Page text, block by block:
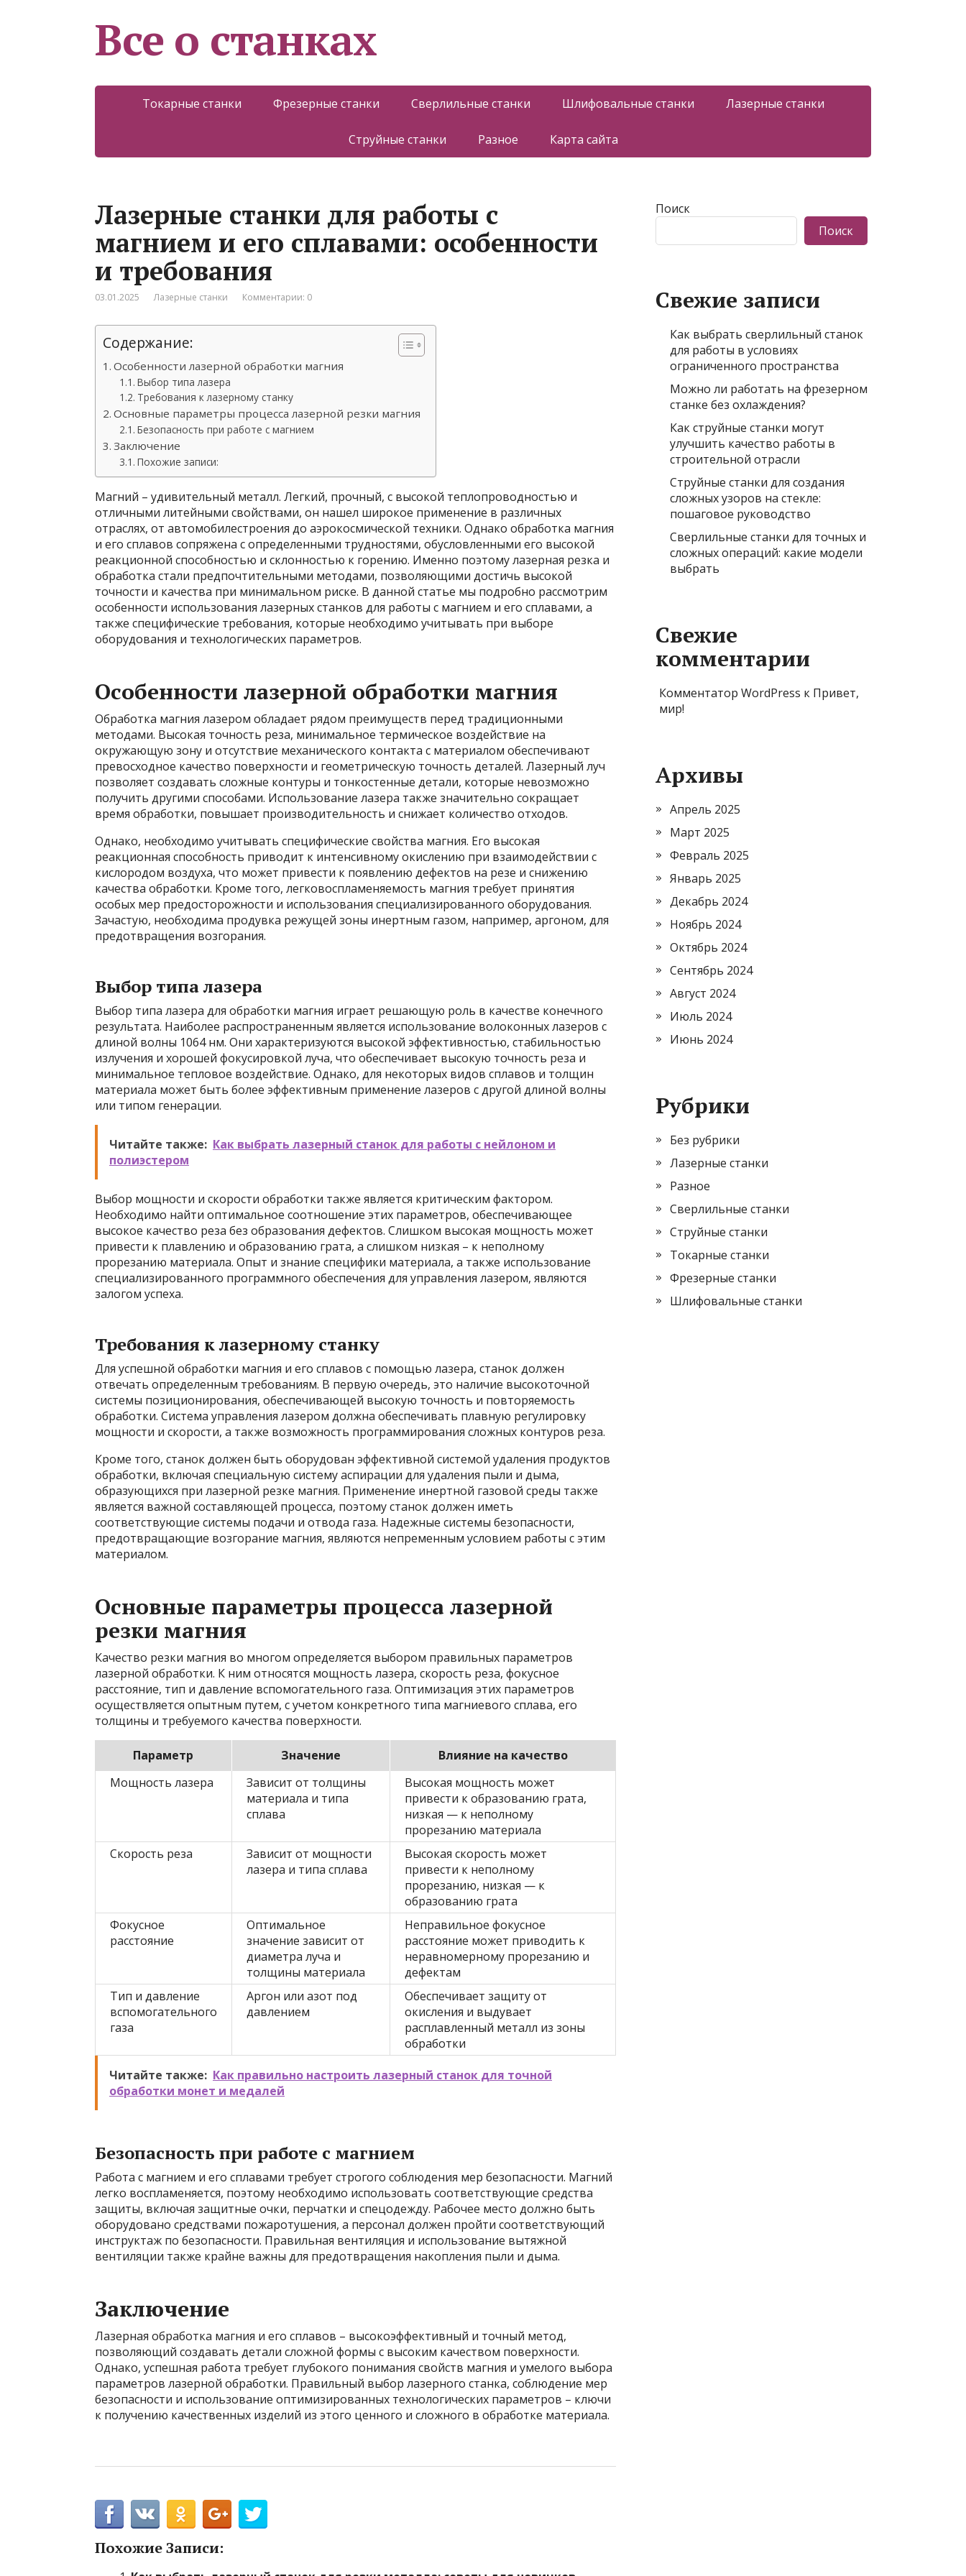
Все о станках
Токарные станки Фрезерные станки Сверлильные станки Шлифовальные станки Лазерные станки
Струйные станки Разное Карта сайта
Лазерные станки для работы с
магнием и его сплавами: особенности
и требования
03.01.2025 Лазерные станки Комментарии: 0
Содержание:
Особенности лазерной обработки магния
Выбор типа лазера
Требования к лазерному станку
Основные параметры процесса лазерной резки магния
Безопасность при работе с магнием
Заключение
Похожие записи:
Магний – удивительный металл. Легкий, прочный, с высокой теплопроводностью и
отличными литейными свойствами, он нашел широкое применение в различных
отраслях, от автомобилестроения до аэрокосмической техники. Однако обработка магния
и его сплавов сопряжена с определенными трудностями, обусловленными его высокой
реакционной способностью и склонностью к горению. Именно поэтому лазерная резка и
обработка стали предпочтительными методами, позволяющими достичь высокой
точности и качества при минимальном риске. В данной статье мы подробно рассмотрим
особенности использования лазерных станков для работы с магнием и его сплавами, а
также специфические требования, которые необходимо учитывать при выборе
оборудования и технологических параметров.
Особенности лазерной обработки магния
Обработка магния лазером обладает рядом преимуществ перед традиционными
методами. Высокая точность реза, минимальное термическое воздействие на
окружающую зону и отсутствие механического контакта с материалом обеспечивают
превосходное качество поверхности и геометрическую точность деталей. Лазерный луч
позволяет создавать сложные контуры и тонкостенные детали, которые невозможно
получить другими способами. Использование лазера также значительно сокращает
время обработки, повышает производительность и снижает количество отходов.
Однако, необходимо учитывать специфические свойства магния. Его высокая
реакционная способность приводит к интенсивному окислению при взаимодействии с
кислородом воздуха, что может привести к появлению дефектов на резе и снижению
качества обработки. Кроме того, легковоспламеняемость магния требует принятия
особых мер предосторожности и использования специализированного оборудования.
Зачастую, необходима продувка режущей зоны инертным газом, например, аргоном, для
предотвращения возгорания.
Выбор типа лазера
Выбор типа лазера для обработки магния играет решающую роль в качестве конечного
результата. Наиболее распространенным является использование волоконных лазеров с
длиной волны 1064 нм. Они характеризуются высокой эффективностью, стабильностью
излучения и хорошей фокусировкой луча, что обеспечивает высокую точность реза и
минимальное тепловое воздействие. Однако, для некоторых видов сплавов и толщин
материала может быть более эффективным применение лазеров с другой длиной волны
или типом генерации.
Читайте также: Как выбрать лазерный станок для работы с нейлоном и
полиэстером
Выбор мощности и скорости обработки также является критическим фактором.
Необходимо найти оптимальное соотношение этих параметров, обеспечивающее
высокое качество реза без образования дефектов. Слишком высокая мощность может
привести к плавлению и образованию грата, а слишком низкая – к неполному
прорезанию материала. Опыт и знание специфики материала, а также использование
специализированного программного обеспечения для управления лазером, являются
залогом успеха.
Требования к лазерному станку
Для успешной обработки магния и его сплавов с помощью лазера, станок должен
отвечать определенным требованиям. В первую очередь, это наличие высокоточной
системы позиционирования, обеспечивающей высокую точность и повторяемость
обработки. Система управления лазером должна обеспечивать плавную регулировку
мощности и скорости, а также возможность программирования сложных контуров реза.
Кроме того, станок должен быть оборудован эффективной системой удаления продуктов
обработки, включая специальную систему аспирации для удаления пыли и дыма,
образующихся при лазерной резке магния. Применение инертной газовой среды также
является важной составляющей процесса, поэтому станок должен иметь
соответствующие системы подачи и отвода газа. Надежные системы безопасности,
предотвращающие возгорание магния, являются непременным условием работы с этим
материалом.
Основные параметры процесса лазерной
резки магния
Качество резки магния во многом определяется выбором правильных параметров
лазерной обработки. К ним относятся мощность лазера, скорость реза, фокусное
расстояние, тип и давление вспомогательного газа. Оптимизация этих параметров
осуществляется опытным путем, с учетом конкретного типа магниевого сплава, его
толщины и требуемого качества поверхности.
Параметр Значение
Влияние на качество
Мощность лазера
Зависит от толщины
материала и типа
сплава
Высокая мощность может
привести к образованию грата,
низкая — к неполному
прорезанию материала
Скорость реза
Зависит от мощности
лазера и типа сплава
Высокая скорость может
привести к неполному
прорезанию, низкая — к
образованию грата
Фокусное
расстояние
Оптимальное
значение зависит от
диаметра луча и
толщины материала
Неправильное фокусное
расстояние может приводить к
неравномерному прорезанию и
дефектам
Тип и давление
вспомогательного
газа
Аргон или азот под
давлением
Обеспечивает защиту от
окисления и выдувает
расплавленный металл из зоны
обработки
Читайте также: Как правильно настроить лазерный станок для точной
обработки монет и медалей
Безопасность при работе с магнием
Работа с магнием и его сплавами требует строгого соблюдения мер безопасности. Магний
легко воспламеняется, поэтому необходимо использовать соответствующие средства
защиты, включая защитные очки, перчатки и спецодежду. Рабочее место должно быть
оборудовано средствами пожаротушения, а персонал должен пройти соответствующий
инструктаж по безопасности. Правильная вентиляция и использование вытяжной
вентиляции также крайне важны для предотвращения накопления пыли и дыма.
Заключение
Лазерная обработка магния и его сплавов – высокоэффективный и точный метод,
позволяющий создавать детали сложной формы с высоким качеством поверхности.
Однако, успешная работа требует глубокого понимания свойств магния и умелого выбора
параметров лазерной обработки. Правильный выбор лазерного станка, соблюдение мер
безопасности и использование оптимизированных технологических параметров – ключи
к получению качественных изделий из этого ценного и сложного в обработке материала.
Похожие Записи:
Поиск
Поиск
Свежие записи
Как выбрать сверлильный станок
для работы в условиях
ограниченного пространства
Можно ли работать на фрезерном
станке без охлаждения?
Как струйные станки могут
улучшить качество работы в
строительной отрасли
Струйные станки для создания
сложных узоров на стекле:
пошаговое руководство
Сверлильные станки для точных и
сложных операций: какие модели
выбрать
Свежие
комментарии
Комментатор WordPress к Привет,
мир!
Архивы
Апрель 2025
Март 2025
Февраль 2025
Январь 2025
Декабрь 2024
Ноябрь 2024
Октябрь 2024
Сентябрь 2024
Август 2024
Июль 2024
Июнь 2024
Рубрики
Без рубрики
Лазерные станки
Разное
Сверлильные станки
Струйные станки
Токарные станки
Фрезерные станки
Шлифовальные станки